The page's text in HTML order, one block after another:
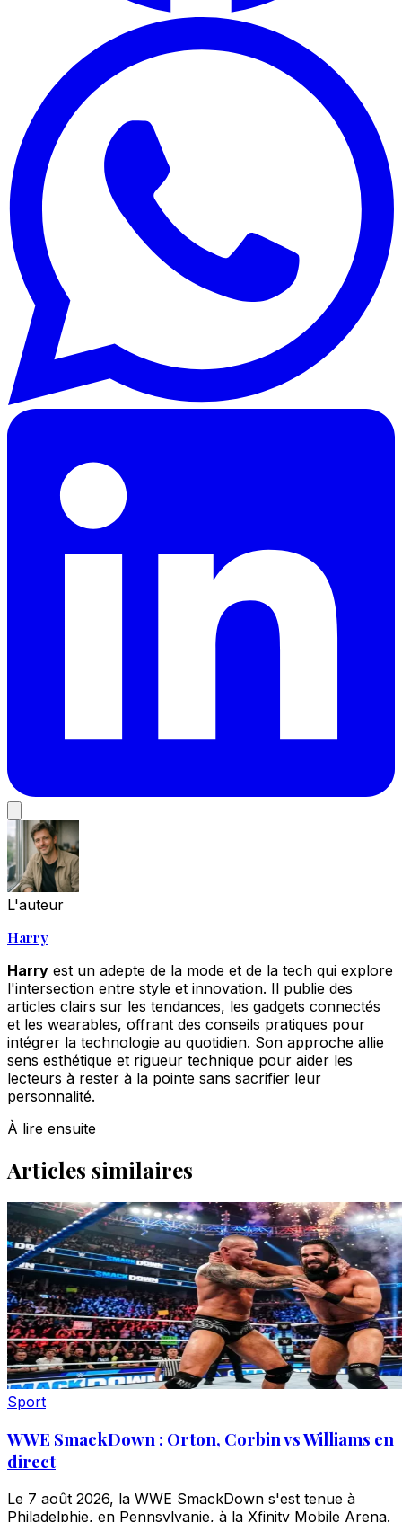
L'auteur
Harry
Harry est un adepte de la mode et de la tech qui explore
l'intersection entre style et innovation. Il publie des
articles clairs sur les tendances, les gadgets connectés
et les wearables, offrant des conseils pratiques pour
intégrer la technologie au quotidien. Son approche allie
sens esthétique et rigueur technique pour aider les
lecteurs à rester à la pointe sans sacrifier leur
personnalité.
À lire ensuite
Articles similaires
Sport
WWE SmackDown : Orton, Corbin vs Williams en
direct
Le 7 août 2026, la WWE SmackDown s'est tenue à
Philadelphie, en Pennsylvanie, à la Xfinity Mobile Arena.